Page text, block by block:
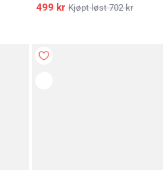
702kr
499 kr